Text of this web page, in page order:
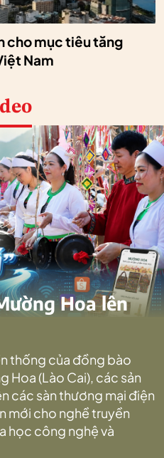
cho mục tiêu tăng
Nam
Hoa lên
thống của đồng bào
Hoa (Lào Cai), các sản
các sàn thương mại điện
mới cho nghề truyền
học công nghệ và